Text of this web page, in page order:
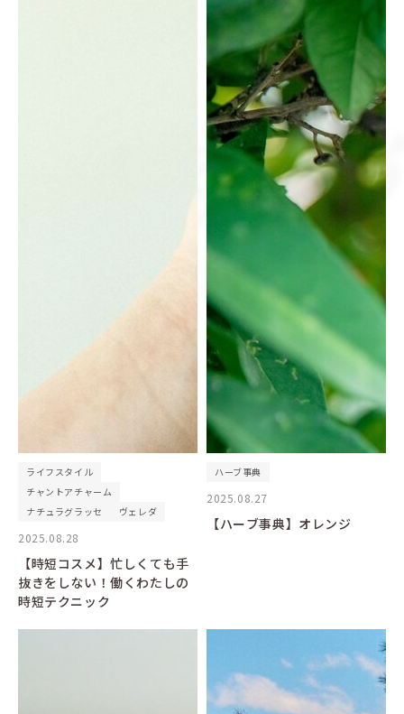
ライフスタイル
チャントアチャーム
ナチュラグラッセ
ヴェレダ
2025.08.28
【時短コスメ】忙しくても手
抜きをしない！働くわたしの
時短テクニック
ハーブ事典
2025.08.27
【ハーブ事典】オレンジ